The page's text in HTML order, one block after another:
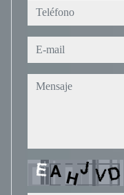
Teléfono
E-mail
Mensaje
Captcha